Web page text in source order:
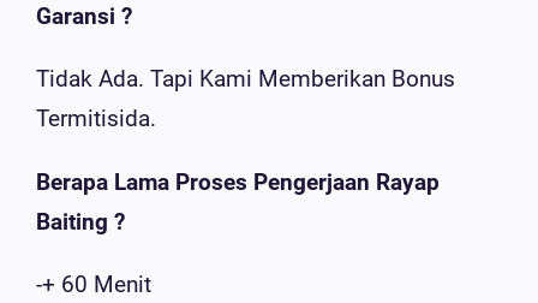
Garansi ?
Tidak Ada. Tapi Kami Memberikan Bonus
Termitisida.
Berapa Lama Proses Pengerjaan Rayap
Baiting ?
-+ 60 Menit